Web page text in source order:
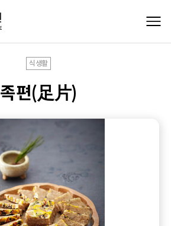
식생활
족편(足片)